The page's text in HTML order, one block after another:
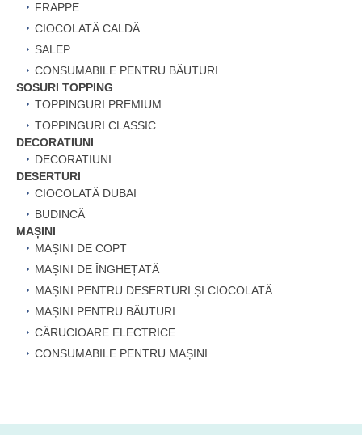
FRAPPE
CIOCOLATĂ CALDĂ
SALEP
CONSUMABILE PENTRU BĂUTURI
SOSURI TOPPING
TOPPINGURI PREMIUM
TOPPINGURI CLASSIC
DECORATIUNI
DECORATIUNI
DESERTURI
CIOCOLATĂ DUBAI
BUDINCĂ
MAȘINI
MAȘINI DE COPT
MAȘINI DE ÎNGHEȚATĂ
MAȘINI PENTRU DESERTURI ȘI CIOCOLATĂ
MAȘINI PENTRU BĂUTURI
CĂRUCIOARE ELECTRICE
CONSUMABILE PENTRU MAȘINI